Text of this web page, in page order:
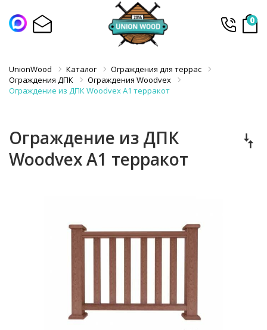
0
UnionWood Каталог
Ограждения для террас
Ограждения ДПК
Ограждения Woodvex
Ограждение из ДПК Woodvex А1 терракот
Ограждение из ДПК
Woodvex А1 терракот